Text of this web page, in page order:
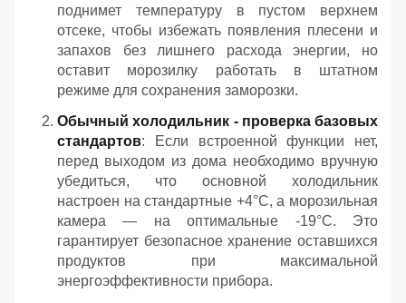
поднимет температуру в пустом верхнем
отсеке, чтобы избежать появления плесени и
запахов без лишнего расхода энергии, но
оставит морозилку работать в штатном
режиме для сохранения заморозки.
Обычный холодильник - проверка базовых
стандартов: Если встроенной функции нет,
перед выходом из дома необходимо вручную
убедиться, что основной холодильник
настроен на стандартные +4°C, а морозильная
камера — на оптимальные -19°C. Это
гарантирует безопасное хранение оставшихся
продуктов при максимальной
энергоэффективности прибора.